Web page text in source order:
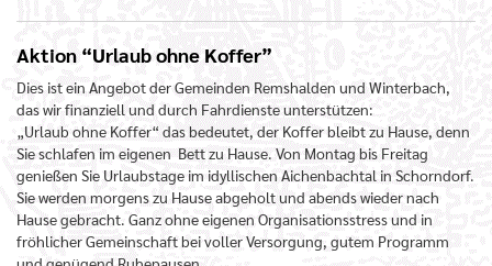
Aktion “Urlaub ohne Koffer”
Dies ist ein Angebot der Gemeinden Remshalden und Winterbach,
das wir finanziell und durch Fahrdienste unterstützen:
„Urlaub ohne Koffer“ das bedeutet, der Koffer bleibt zu Hause, denn
Sie schlafen im eigenen Bett zu Hause. Von Montag bis Freitag
genießen Sie Urlaubstage im idyllischen Aichenbachtal in Schorndorf.
Sie werden morgens zu Hause abgeholt und abends wieder nach
Hause gebracht. Ganz ohne eigenen Organisationsstress und in
fröhlicher Gemeinschaft bei voller Versorgung, gutem Programm